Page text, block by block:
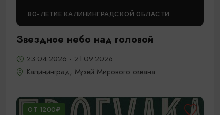
80-ЛЕТИЕ КАЛИНИНГРАДСКОЙ ОБЛАСТИ
Звездное небо над головой
23.04.2026 - 21.09.2026
Калининград, Музей Мирового океана
ОТ 1200₽